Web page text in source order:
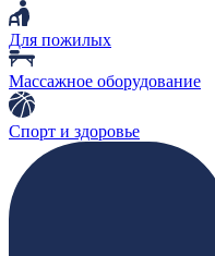
Для пожилых
Массажное оборудование
Спорт и здоровье